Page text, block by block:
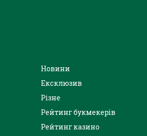
Новини
Ексклюзив
Різне
Рейтинг букмекерів
Рейтинг казино